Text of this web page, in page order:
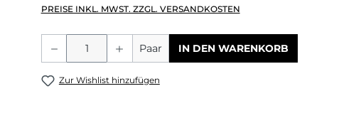
PREISE INKL. MWST. ZZGL. VERSANDKOSTEN
Produkt Anzahl: Gib den
Paar IN DEN WARENKORB
Zur Wishlist hinzufügen